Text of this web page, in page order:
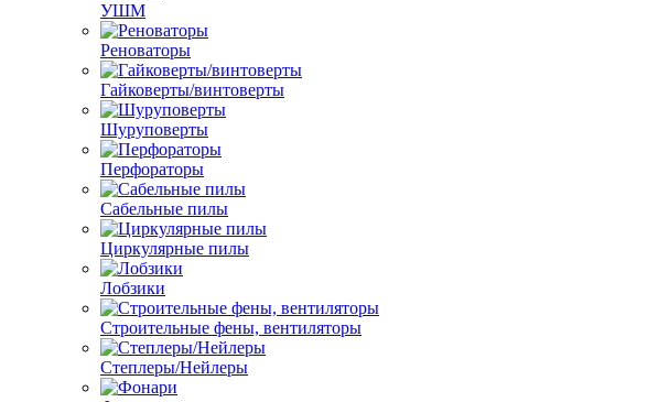
УШМ
Реноваторы
Гайковерты/винтоверты
Шуруповерты
Перфораторы
Сабельные пилы
Циркулярные пилы
Лобзики
Строительные фены, вентиляторы
Степлеры/Нейлеры